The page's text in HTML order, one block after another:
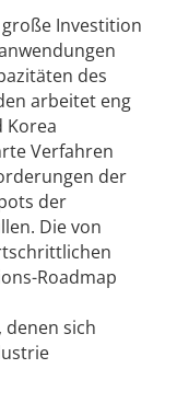
Investition
des
arbeitet eng
Korea
Verfahren
der
der
Die von
Roadmap
sich